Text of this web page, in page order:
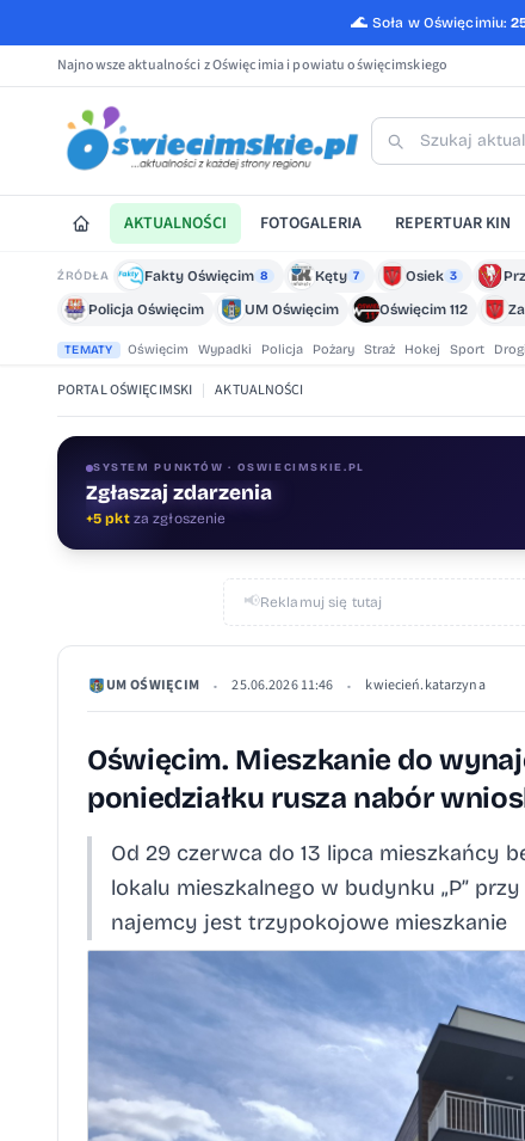
🌊 Soła w Oświęcimiu:
Najnowsze aktualności z Oświęcimia i powiatu oświęcimskiego
AKTUALNOŚCI FOTOGALERIA REPERTUAR KIN
ŹRÓDŁA Fakty Oświęcim 8 Kęty 7 Osiek 3
Policja Oświęcim
UM Oświęcim Oświęcim 112
TEMATY Oświęcim Wypadki Policja Pożary Straż Hokej Sport Drogi
PORTAL OŚWIĘCIMSKI | AKTUALNOŚCI
SYSTEM PUNKTÓW · OSWIECIMSKIE.PL
Zgłaszaj zdarzenia
+5 pkt za zgłoszenie
Oceniaj treści
+1 pktza ocenę
📢Reklamuj się tutaj
UM OŚWIĘCIM • 25.06.2026 11:46 • kwiecień.katarzyna
Oświęcim. Mieszkanie do
poniedziałku rusza nabór
Od 29 czerwca do 13 lipca mieszkańcy
lokalu mieszkalnego w budynku „P”
najemcy jest trzypokojowe mieszkanie